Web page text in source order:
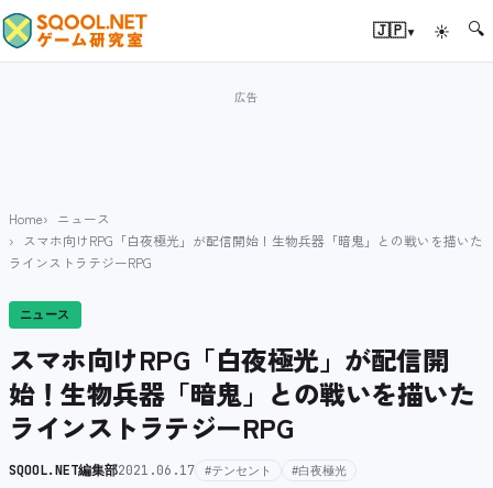
🇯🇵▾ ☀ 🔍
Home
ニュース
スマホ向けRPG「白夜極光」が配信開始！生物兵器「暗鬼」との戦いを描いた
ラインストラテジーRPG
ニュース
スマホ向けRPG「白夜極光」が配信開
始！生物兵器「暗鬼」との戦いを描いた
ラインストラテジーRPG
SQOOL.NET編集部2021.06.17 #テンセント #白夜極光